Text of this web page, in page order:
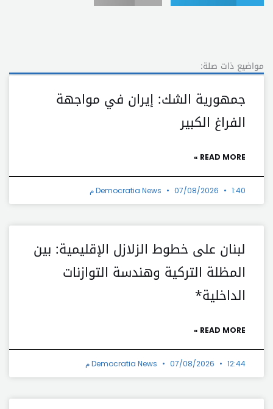
مواضيع ذات صلة:
جمهورية الشك: إيران في مواجهة
الفراغ الكبير
READ MORE »
Democratia News 07/08/2026 1:40 م
لبنان على خطوط الزلازل الإقليمية: بين
المظلة التركية وهندسة التوازنات
الداخلية*
READ MORE »
Democratia News 07/08/2026 12:44 م